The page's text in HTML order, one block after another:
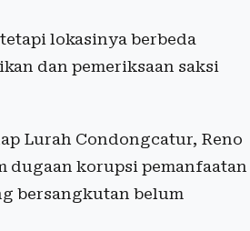
lokasinya berbeda
dan pemeriksaan saksi
Lurah Condongcatur, Reno
dugaan korupsi pemanfaatan
bersangkutan belum